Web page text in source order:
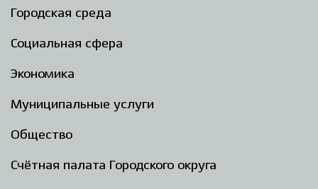
Городская среда
Социальная сфера
Экономика
Муниципальные услуги
Общество
Счётная палата Городского округа